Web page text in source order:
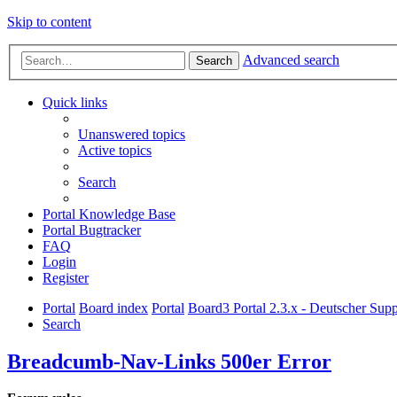
Skip to content
Search Advanced search
Quick links
Unanswered topics
Active topics
Search
Portal Knowledge Base
Portal Bugtracker
FAQ
Login
Register
Portal Board index Portal Board3 Portal 2.3.x - Deutscher
Search
Breadcumb-Nav-Links 500er Error